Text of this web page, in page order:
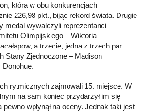
która w obu konkurencjach
226,98 pkt., bijąc rekord świata. Drugie
medal wywalczyli reprezentanci
Olimpijskiego – Wiktoria
a trzecie, jedna z trzech par
Stany Zjednoczone – Madison
Donohue.
rytmicznych zajmowali 15. miejsce. W
na sam koniec przydarzył im się
pewno wpłynął na oceny. Jednak taki jest